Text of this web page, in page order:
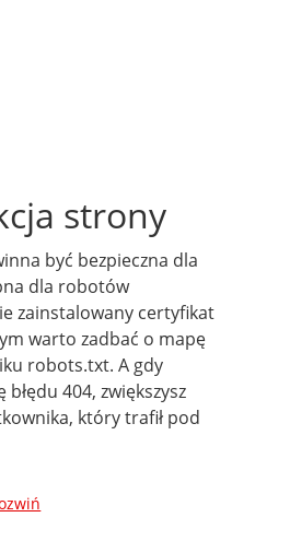
strony
być bezpieczna dla
dla robotów
zainstalowany certyfikat
warto zadbać o mapę
robots.txt. A gdy
404, zwiększysz
który trafił pod